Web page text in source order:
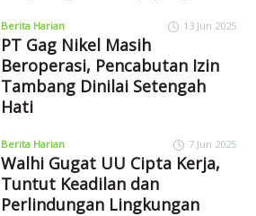
Berita Harian 13 Jun 2025
PT Gag Nikel Masih
Beroperasi, Pencabutan Izin
Tambang Dinilai Setengah
Hati
Berita Harian 7 Jun 2025
Walhi Gugat UU Cipta Kerja,
Tuntut Keadilan dan
Perlindungan Lingkungan